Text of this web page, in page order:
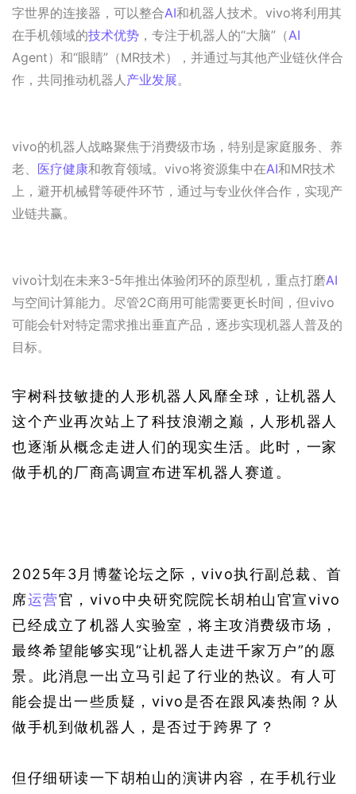
字世界的连接器，可以整合AI和机器人技术。vivo将利用其
在手机领域的技术优势 ，专注于机器人的“大脑”（AI
Agent）和“眼睛”（MR技术），并通过与其他产业链伙伴合
作，共同推动机器人 产业发展。
vivo的机器人战略聚焦于消费级市场，特别是家庭服务、养
老、 医疗健康和教育领域。vivo将资源集中在AI和MR技术
上，避开机械臂等硬件环节，通过与专业伙伴合作，实现产
业链共赢。
vivo计划在未来3-5年推出体验闭环的原型机，重点打磨AI
与空间计算能力。尽管2C商用可能需要更长时间，但vivo
可能会针对特定需求推出垂直产品，逐步实现机器人普及的
目标。
宇树科技敏捷的人形机器人风靡全球，让机器人
这个产业再次站上了科技浪潮之巅，人形机器人
也逐渐从概念走进人们的现实生活。此时，一家
做手机的厂商高调宣布进军机器人赛道。
2025年3月博鳌论坛之际，vivo执行副总裁、首
席运营官，vivo中央研究院院长胡柏山官宣vivo
已经成立了机器人实验室，将主攻消费级市场，
最终希望能够实现“让机器人走进千家万户”的愿
景。此消息一出立马引起了行业的热议。有人可
能会提出一些质疑，vivo是否在跟风凑热闹？从
做手机到做机器人，是否过于跨界了？
但仔细研读一下胡柏山的演讲内容，在手机行业